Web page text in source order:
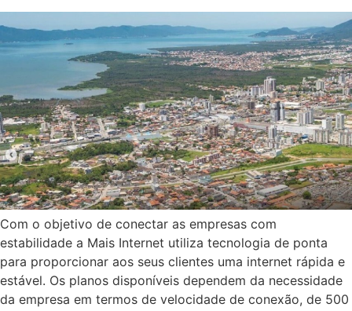
Com o objetivo de conectar as empresas com
estabilidade a Mais Internet utiliza tecnologia de ponta
para proporcionar aos seus clientes uma internet rápida e
estável. Os planos disponíveis dependem da necessidade
da empresa em termos de velocidade de conexão, de 500